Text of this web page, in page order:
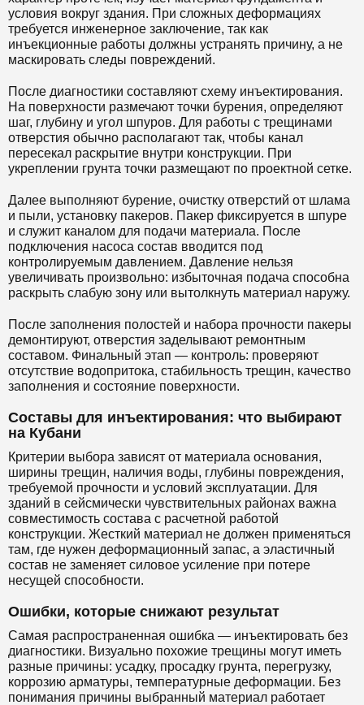
условия вокруг здания. При сложных деформациях
требуется инженерное заключение, так как
инъекционные работы должны устранять причину, а не
маскировать следы повреждений.
После диагностики составляют схему инъектирования.
На поверхности размечают точки бурения, определяют
шаг, глубину и угол шпуров. Для работы с трещинами
отверстия обычно располагают так, чтобы канал
пересекал раскрытие внутри конструкции. При
укреплении грунта точки размещают по проектной сетке.
Далее выполняют бурение, очистку отверстий от шлама
и пыли, установку пакеров. Пакер фиксируется в шпуре
и служит каналом для подачи материала. После
подключения насоса состав вводится под
контролируемым давлением. Давление нельзя
увеличивать произвольно: избыточная подача способна
раскрыть слабую зону или вытолкнуть материал наружу.
После заполнения полостей и набора прочности пакеры
демонтируют, отверстия заделывают ремонтным
составом. Финальный этап — контроль: проверяют
отсутствие водопритока, стабильность трещин, качество
заполнения и состояние поверхности.
Составы для инъектирования: что выбирают
на Кубани
Критерии выбора зависят от материала основания,
ширины трещин, наличия воды, глубины повреждения,
требуемой прочности и условий эксплуатации. Для
зданий в сейсмически чувствительных районах важна
совместимость состава с расчетной работой
конструкции. Жесткий материал не должен применяться
там, где нужен деформационный запас, а эластичный
состав не заменяет силовое усиление при потере
несущей способности.
Ошибки, которые снижают результат
Самая распространенная ошибка — инъектировать без
диагностики. Визуально похожие трещины могут иметь
разные причины: усадку, просадку грунта, перегрузку,
коррозию арматуры, температурные деформации. Без
понимания причины выбранный материал работает